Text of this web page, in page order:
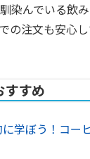
染んでいる飲
の注文も安心
すすめ
学ぼう！コー